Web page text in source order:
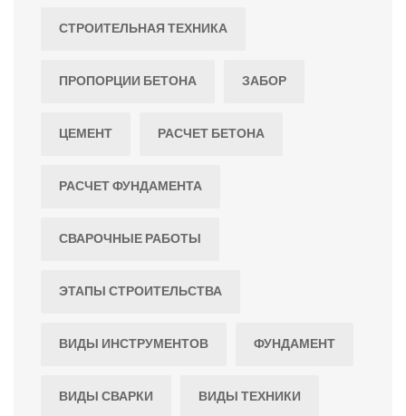
СТРОИТЕЛЬНАЯ ТЕХНИКА
ПРОПОРЦИИ БЕТОНА ЗАБОР
ЦЕМЕНТ РАСЧЕТ БЕТОНА
РАСЧЕТ ФУНДАМЕНТА
СВАРОЧНЫЕ РАБОТЫ
ЭТАПЫ СТРОИТЕЛЬСТВА
ВИДЫ ИНСТРУМЕНТОВ ФУНДАМЕНТ
ВИДЫ СВАРКИ ВИДЫ ТЕХНИКИ